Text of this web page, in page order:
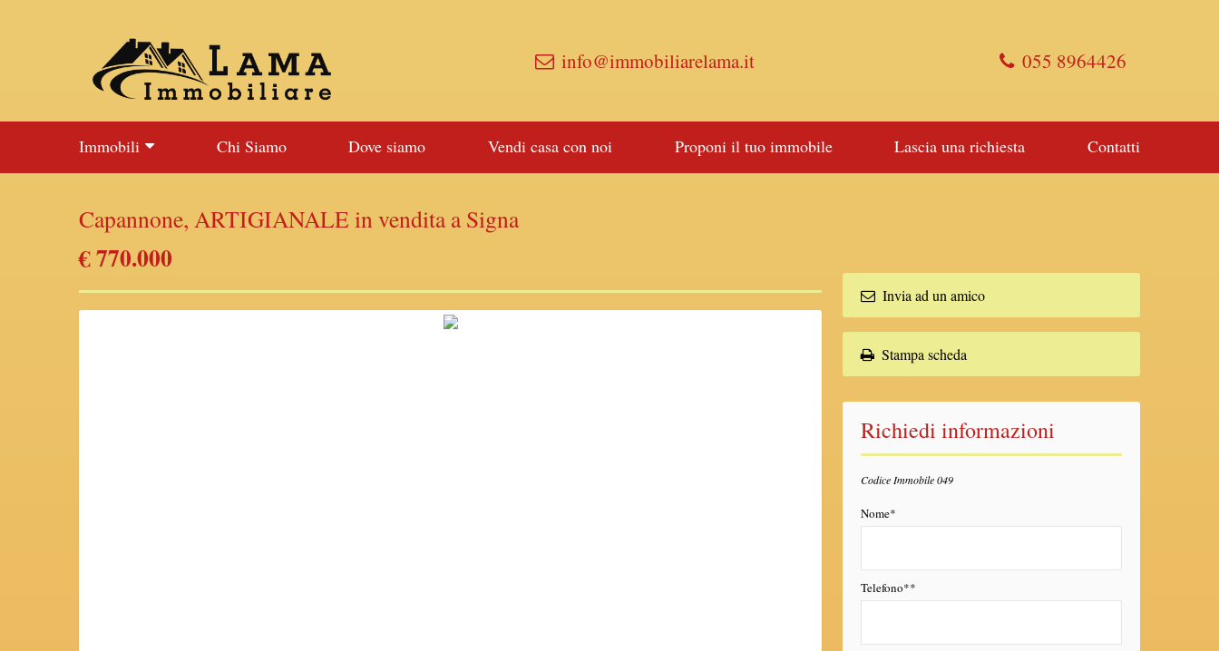
info@immobiliarelama.it 055 8964426
Immobili Chi Siamo Dove siamo Vendi casa con noi Proponi il tuo immobile Lascia una richiesta Contatti
Capannone, ARTIGIANALE in vendita a Signa
€ 770.000
Invia ad un amico
Stampa scheda
Richiedi informazioni
Codice Immobile 049
Nome*
Telefono**